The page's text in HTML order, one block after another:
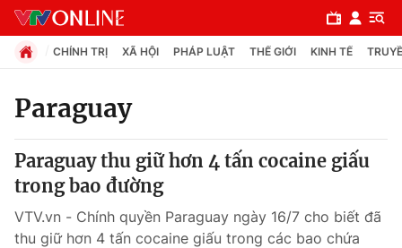
Chuyên mục
Chính trị
Xã hội
CHÍNH TRỊ XÃ HỘI PHÁP LUẬT THẾ GIỚI KINH TẾ
Paraguay
Paraguay thu giữ hơn 4 tấn cocaine giấu
trong bao đường
VTV.vn - Chính quyền Paraguay ngày 16/7 cho biết đã
thu giữ hơn 4 tấn cocaine giấu trong các bao chứa